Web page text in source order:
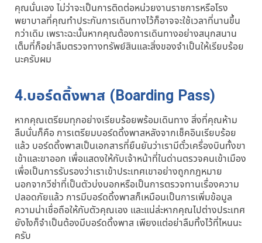
คุณนั่นเอง ไม่ว่าจะเป็นการติดต่อหน่วยงานราชการหรือโรง
พยาบาลที่คุณทำประกันการเดินทางไว้ก็อาจจะใช้เวลาที่นานขึ้น
กว่าเดิม เพราะฉะนั้นหากคุณต้องการเดินทางอย่างสนุกสนาน
เต็มที่ก็อย่าลืมตรวจทางทรัพย์สินและสิ่งของจำเป็นให้เรียบร้อย
นะครับผม
4.บอร์ดดิ้งพาส (Boarding Pass)
หากคุณเตรียมทุกอย่างเรียบร้อยพร้อมเดินทาง สิ่งที่คุณห้าม
ลืมนั่นก็คือ การเตรียมบอร์ดดิ้งพาสหลังจากเช็คอินเรียบร้อย
แล้ว บอร์ดดิ้งพาสเป็นเอกสารที่ยืนยันว่าเรามีตั๋วเครื่องบินทั้งขา
เข้าและขาออก เพื่อแสดงให้กับเจ้าหน้าที่ในด่านตรวจคนเข้าเมือง
เพื่อเป็นการรับรองว่าเราเข้าประเทศเขาอย่างถูกกฎหมาย
นอกจากวีซ่าที่เป็นตัวบ่งบอกหรือเป็นการตรวจทานเรื่องความ
ปลอดภัยแล้ว การมีบอร์ดดิ้งพาสก็เหมือนเป็นการเพิ่มข้อมูล
ความน่าเชื่อถือให้กับตัวคุณเอง และแน่ล่ะหากคุณไปต่างประเทศ
ยังไงก็จำเป็นต้องมีบอร์ดดิ้งพาส เพียงแต่อย่าลืมทิ้งไว้ที่ไหนนะ
ครับ